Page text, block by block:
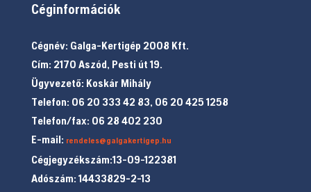
Céginformációk
Cégnév: Galga-Kertigép 2008 Kft.
Cím: 2170 Aszód, Pesti út 19.
Ügyvezető: Koskár Mihály
Telefon: 06 20 333 42 83, 06 20 425 1258
Telefon/fax: 06 28 402 230
E-mail: rendeles@galgakertigep.hu
Cégjegyzékszám:13-09-122381
Adószám: 14433829-2-13